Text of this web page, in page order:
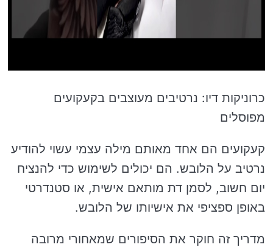
כרוניקות דיו: נרטיבים מעוצבים בקעקועים
מפוסלים
קעקועים הם אחד מאותם מילה עצמי עשוי להודיע
נרטיב על הלובש. הם יכולים לשימוש כדי להנציח
יום חשוב, לסמן דת מותאם אישית, או סטנדרטי
באופן ספציפי את אישיותו של הלובש.
מדריך זה חוקר את הסיפורים שמאחורי מרובה